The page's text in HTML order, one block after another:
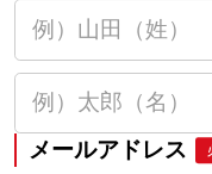
メールアドレス